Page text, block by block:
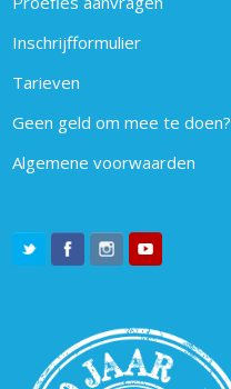
Inschrijfformulier
Tarieven
Geen geld om mee te doen?
Algemene voorwaarden